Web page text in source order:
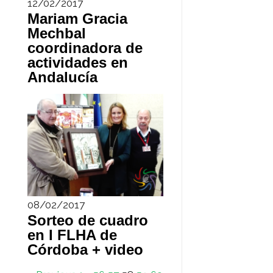
12/02/2017
Mariam Gracia
Mechbal
coordinadora de
actividades en
Andalucía
08/02/2017
Sorteo de cuadro
en I FLHA de
Córdoba + video